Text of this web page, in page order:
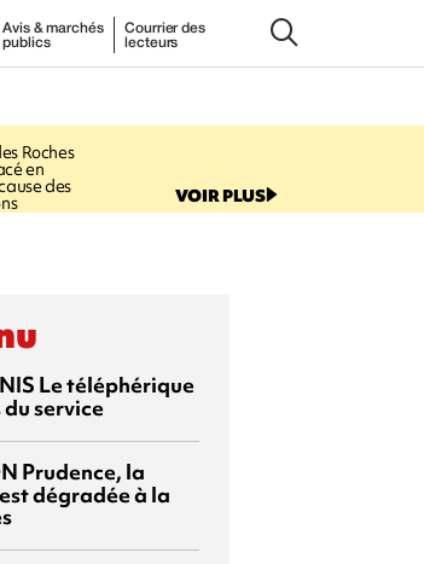
Avis & marchés
publics
Courrier des
lecteurs
Roches
en
des VOIR PLUS
Le téléphérique
service
Prudence, la
dégradée à la